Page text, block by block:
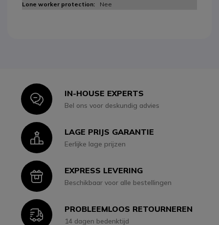
Nee
IconIN-HOUSE EXPERTS
Bel ons voor deskundig advies
IconLAGE PRIJS GARANTIE
Eerlijke lage prijzen
IconEXPRESS LEVERING
Beschikbaar voor alle bestellingen
IconPROBLEEMLOOS RETOURNEREN
14 dagen bedenktijd